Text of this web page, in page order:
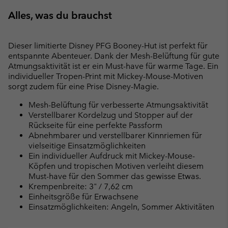
Alles, was du brauchst
Dieser limitierte Disney PFG Booney-Hut ist perfekt für
entspannte Abenteuer. Dank der Mesh-Belüftung für gute
Atmungsaktivität ist er ein Must-have für warme Tage. Ein
individueller Tropen-Print mit Mickey-Mouse-Motiven
sorgt zudem für eine Prise Disney-Magie.
Mesh-Belüftung für verbesserte Atmungsaktivität
Verstellbarer Kordelzug und Stopper auf der
Rückseite für eine perfekte Passform
Abnehmbarer und verstellbarer Kinnriemen für
vielseitige Einsatzmöglichkeiten
Ein individueller Aufdruck mit Mickey-Mouse-
Köpfen und tropischen Motiven verleiht diesem
Must-have für den Sommer das gewisse Etwas.
Krempenbreite: 3" / 7,62 cm
Einheitsgröße für Erwachsene
Einsatzmöglichkeiten: Angeln, Sommer Aktivitäten